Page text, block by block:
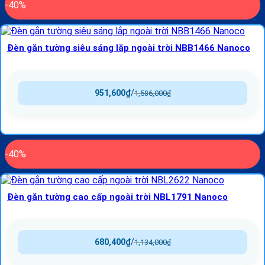
-40%
Đèn gắn tường siêu sáng lắp ngoài trời NBB1466 Nanoco
1,586,000₫
/
951,600₫
-40%
Đèn gắn tường cao cấp ngoài trời NBL1791 Nanoco
1,134,000₫
/
680,400₫